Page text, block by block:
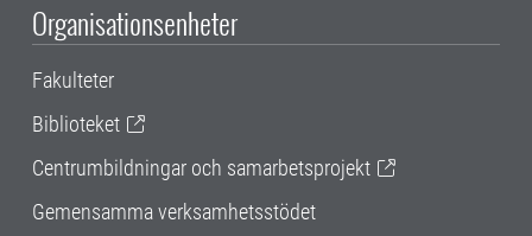
Organisationsenheter
Fakulteter
Biblioteket
Centrumbildningar och samarbetsprojekt
Gemensamma verksamhetsstödet